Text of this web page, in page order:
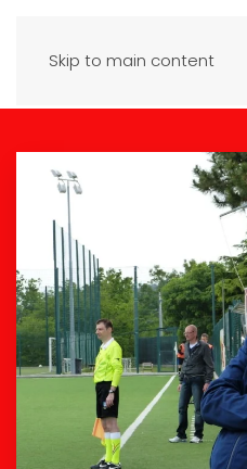
Skip to main content